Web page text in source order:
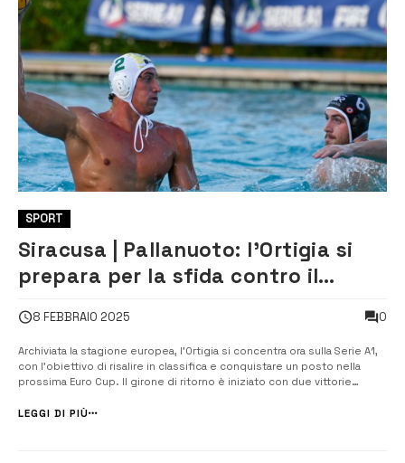
SPORT
Siracusa | Pallanuoto: l’Ortigia si
prepara per la sfida contro il
8 FEBBRAIO 2025 0
Archiviata la stagione europea, l’Ortigia si concentra ora sulla Serie A1,
con l’obiettivo di risalire in classifica e conquistare un posto nella
prossima Euro Cup. Il girone di ritorno è iniziato con due vittorie
per la squadra di Piccardo. La sconfitta in Coppa cont...
LEGGI DI PIÙ